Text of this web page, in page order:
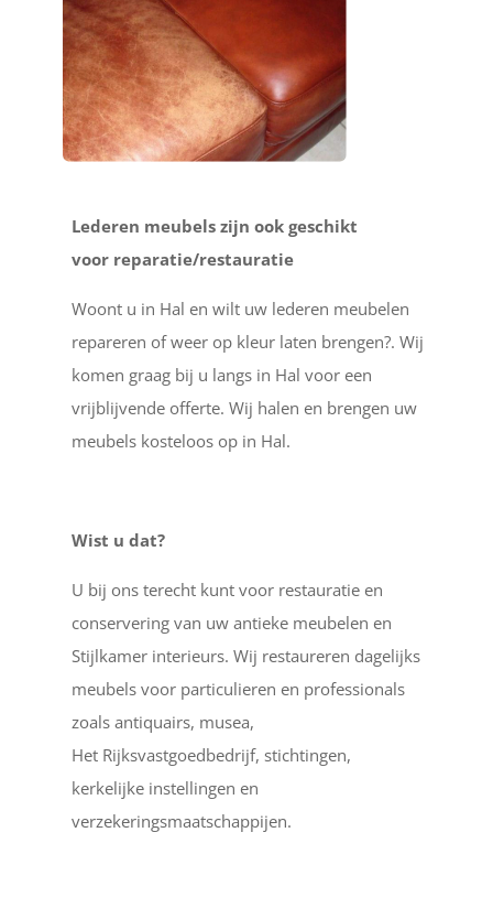
Lederen meubels zijn ook geschikt
voor reparatie/restauratie
Woont u in Hal en wilt uw lederen meubelen
repareren of weer op kleur laten brengen?. Wij
komen graag bij u langs in Hal voor een
vrijblijvende offerte. Wij halen en brengen uw
meubels kosteloos op in Hal.
Wist u dat?
U bij ons terecht kunt voor restauratie en
conservering van uw antieke meubelen en
Stijlkamer interieurs. Wij restaureren dagelijks
meubels voor particulieren en professionals
zoals antiquairs, musea,
Het Rijksvastgoedbedrijf, stichtingen,
kerkelijke instellingen en
verzekeringsmaatschappijen.